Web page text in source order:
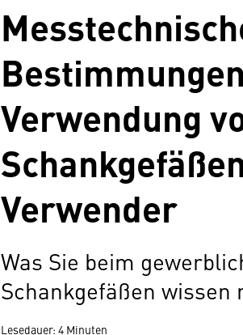
Verwendung
Verwender
Was Sie beim
Schankgefäßen wissen
Lesedauer: 4 Minuten